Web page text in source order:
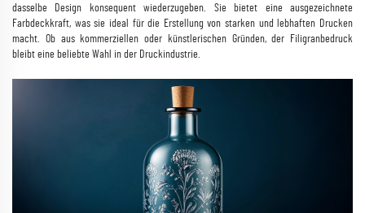
dasselbe Design konsequent wiederzugeben. Sie bietet eine ausgezeichnete
Farbdeckkraft, was sie ideal für die Erstellung von starken und lebhaften Drucken
macht. Ob aus kommerziellen oder künstlerischen Gründen, der Filigranbedruck
bleibt eine beliebte Wahl in der Druckindustrie.